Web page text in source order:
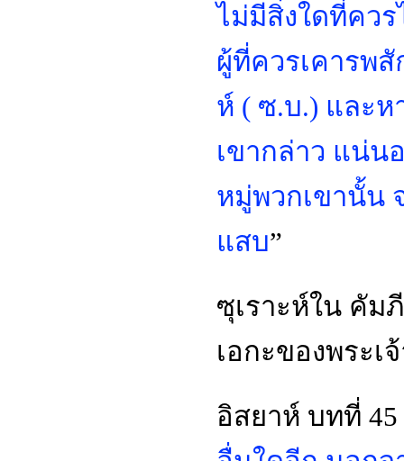
ไม่มีสิ่งใดที่คว
ผู้ที่ควรเคารพสั
ห์ ( ซ.บ.) และห
เขากล่าว แน่น
หมู่พวกเขานั้น
แสบ”
ซุเราะห์ใน คัม
เอกะของพระเ
อิสยาห์ บทที่